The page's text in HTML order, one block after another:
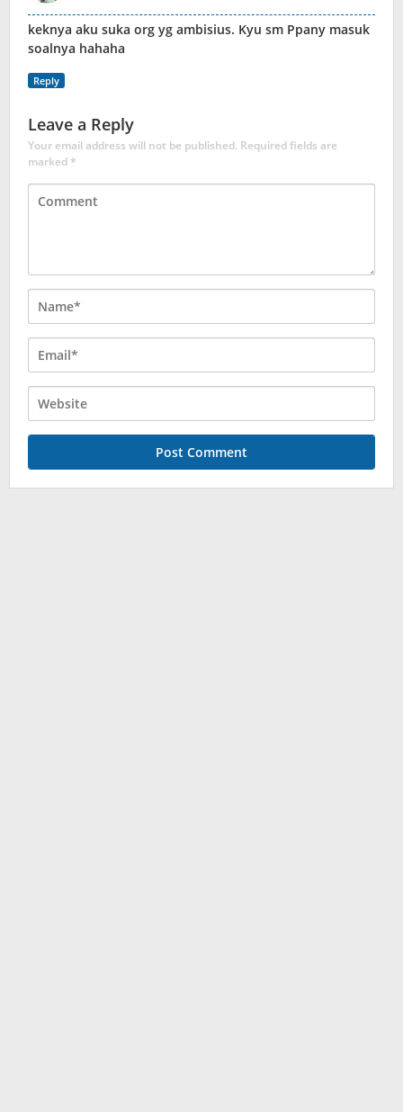
keknya aku suka org yg ambisius. Kyu sm Ppany masuk
soalnya hahaha
Reply
Leave a Reply
Your email address will not be published. Required fields are
marked*